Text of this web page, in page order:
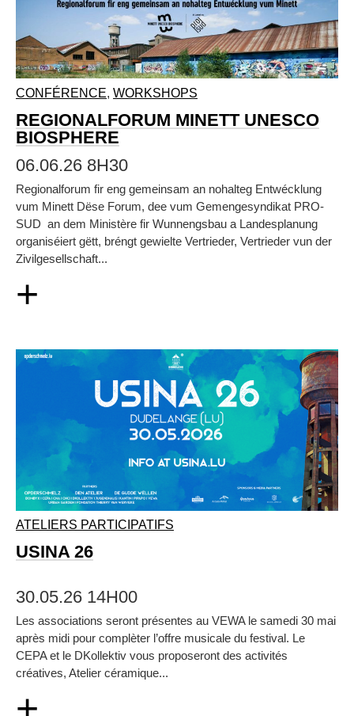
CONFÉRENCE, WORKSHOPS
REGIONALFORUM MINETT UNESCO
BIOSPHERE
06.06.26 8H30
Regionalforum fir eng gemeinsam an nohalteg Entwécklung
vum Minett Dëse Forum, dee vum Gemengesyndikat PRO-
SUD an dem Ministère fir Wunnengsbau a Landesplanung
organiséiert gëtt, bréngt gewielte Vertrieder, Vertrieder vun der
Zivilgesellschaft...
+
ATELIERS PARTICIPATIFS
USINA 26
30.05.26 14H00
Les associations seront présentes au VEWA le samedi 30 mai
après midi pour complèter l’offre musicale du festival. Le
CEPA et le DKollektiv vous proposeront des activités
créatives, Atelier céramique...